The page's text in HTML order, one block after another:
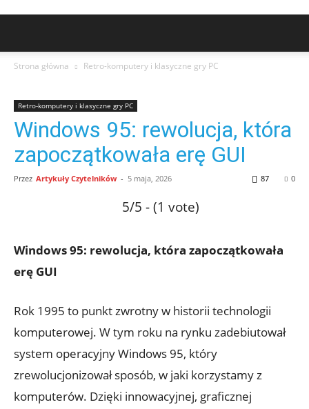
Strona główna Retro-komputery i klasyczne gry PC
Retro-komputery i klasyczne gry PC
Windows 95: rewolucja, która
zapoczątkowała erę GUI
Przez Artykuły Czytelników - 5 maja, 2026 0
87
5/5 - (1 vote)
Windows 95: rewolucja, która zapoczątkowała
erę GUI
Rok 1995 to punkt zwrotny w historii technologii
komputerowej. W tym roku na rynku zadebiutował
system operacyjny Windows 95, który
zrewolucjonizował sposób, w jaki korzystamy z
komputerów. Dzięki innowacyjnej, graficznej